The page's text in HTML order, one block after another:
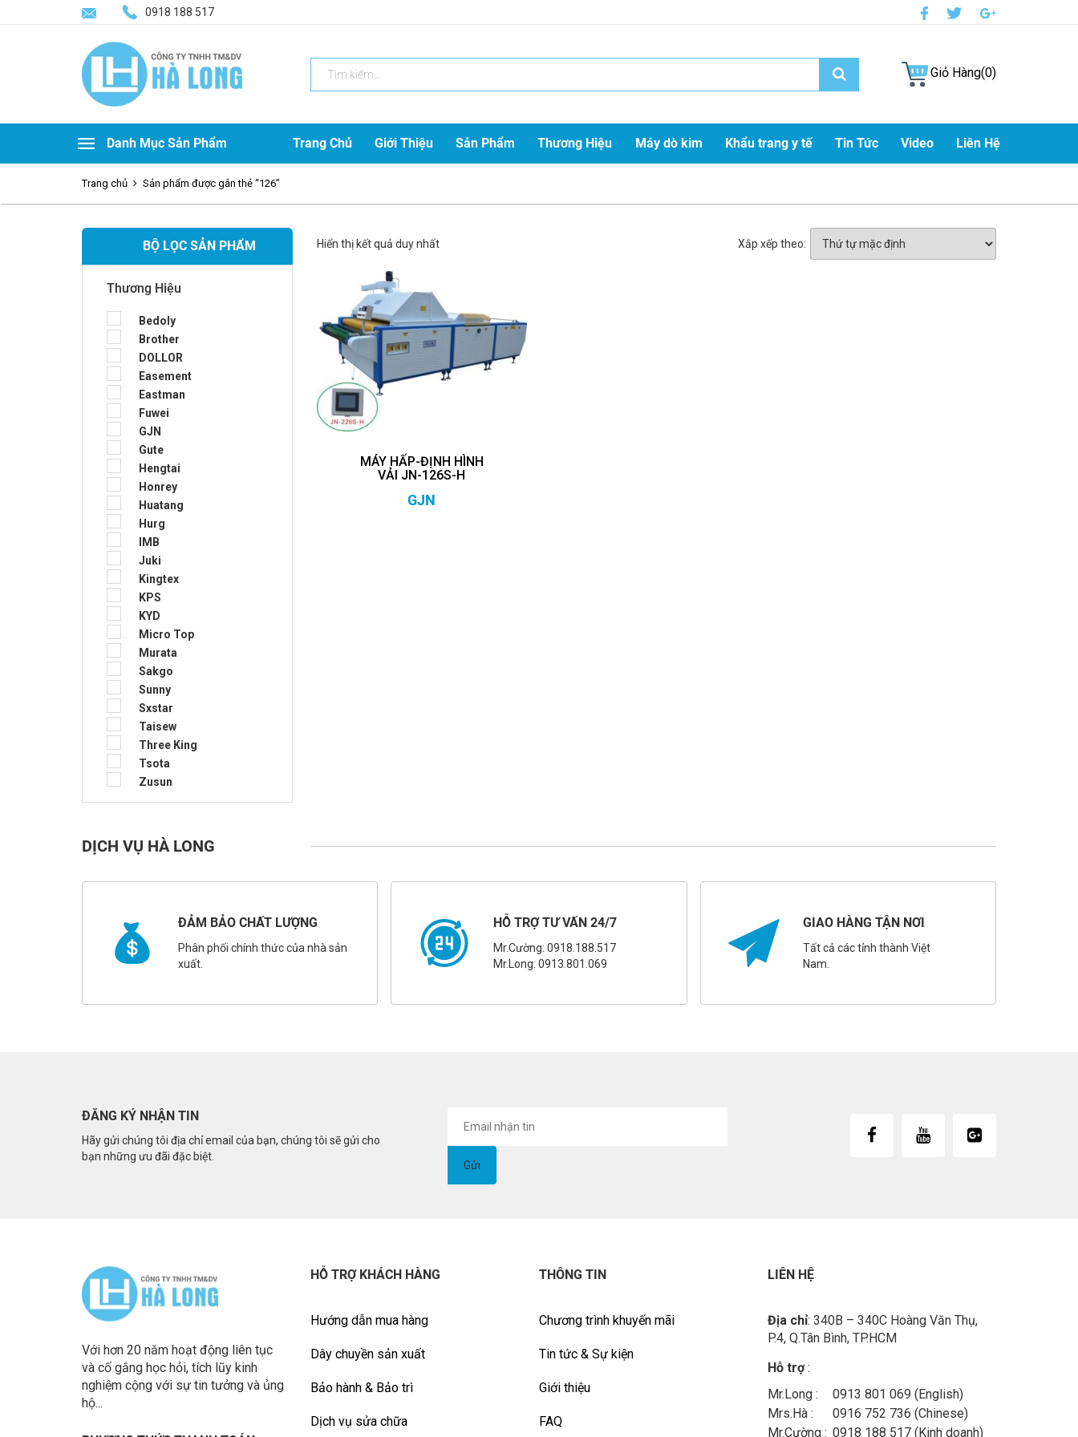
0918 188 517
Giỏ Hàng(0)
Danh Mục Sản Phẩm Trang Chủ Giới Thiệu Sản Phẩm Thương Hiệu Máy dò kim Khẩu trang y tế Tin Tức Video Liên Hệ
Trang chủ Sản phẩm được gắn thẻ “126”
BỘ LỌC SẢN PHẨM
Thương Hiệu
Bedoly
Brother
DOLLOR
Easement
Eastman
Fuwei
GJN
Gute
Hengtai
Honrey
Huatang
Hurg
IMB
Juki
Kingtex
KPS
KYD
Micro Top
Murata
Sakgo
Sunny
Sxstar
Taisew
Three King
Tsota
Zusun
Hiển thị kết quả duy nhất Xắp xếp theo:
MÁY HẤP-ĐỊNH HÌNH
VẢI JN-126S-H
GJN
DỊCH VỤ HÀ LONG
ĐẢM BẢO CHẤT LƯỢNG
Phân phối chính thức của nhà sản
xuất.
HỖ TRỢ TƯ VẤN 24/7
Mr.Cường: 0918.188.517
Mr.Long: 0913.801.069
GIAO HÀNG TẬN NƠI
Tất cả các tỉnh thành Việt
Nam.
ĐĂNG KÝ NHẬN TIN
Hãy gửi chúng tôi địa chỉ email của bạn, chúng tôi sẽ gửi cho
bạn những ưu đãi đặc biệt.
Với hơn 20 năm hoạt động liên tục
và cố gắng học hỏi, tích lũy kinh
nghiệm cộng với sự tin tưởng và ủng
hộ...
HỖ TRỢ KHÁCH HÀNG
Hướng dẫn mua hàng
Dây chuyền sản xuất
Bảo hành & Bảo trì
Dịch vụ sửa chữa
THÔNG TIN
Chương trình khuyến mãi
Tin tức & Sự kiện
Giới thiệu
FAQ
LIÊN HỆ
Địa chỉ: 340B – 340C Hoàng Văn Thụ,
P.4, Q.Tân Bình, TP.HCM
Hỗ trợ:
Mr.Long :
0913 801 069 (English)
Mrs.Hà :
0916 752 736 (Chinese)
Mr.Cường : 0918 188 517 (Kinh doanh)